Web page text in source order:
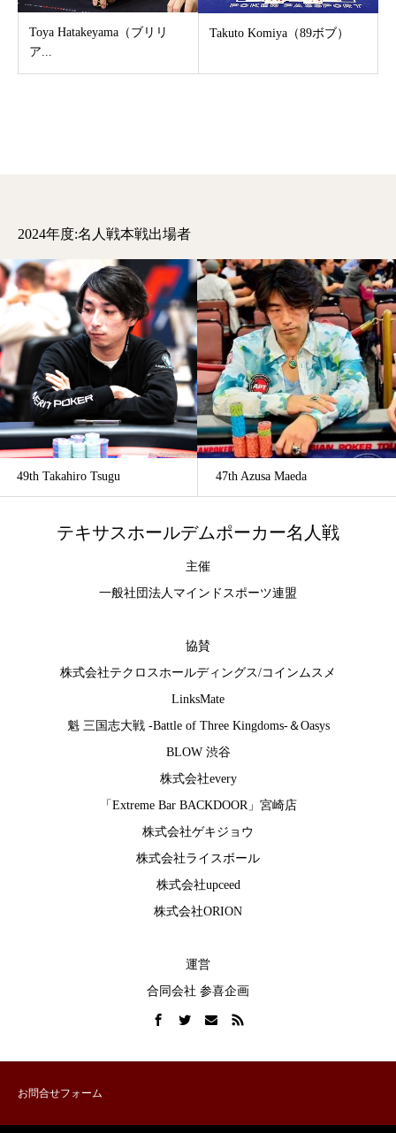
Toya Hatakeyama（ブリリ
ア...
Takuto Komiya（89ボブ）
2024年度:名人戦本戦出場者
49th Takahiro Tsugu 47th Azusa Maeda
テキサスホールデムポーカー名人戦
主催
一般社団法人マインドスポーツ連盟
協賛
株式会社テクロスホールディングス/コインムスメ
LinksMate
魁 三国志大戦 -Battle of Three Kingdoms-＆ Oasys
BLOW 渋谷
株式会社every
「Extreme Bar BACKDOOR」宮崎店
株式会社ゲキジョウ
株式会社ライスボール
株式会社upceed
株式会社ORION
運営
合同会社 参喜企画
お問合せフォーム